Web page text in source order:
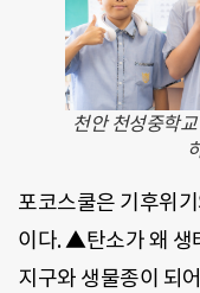
천안 천성중학
포코스쿨은 기후위
이다. ▲탄소가 왜 생
지구와 생물종이 되